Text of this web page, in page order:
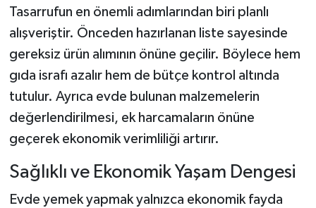
Tasarrufun en önemli adımlarından biri planlı
alışveriştir. Önceden hazırlanan liste sayesinde
gereksiz ürün alımının önüne geçilir. Böylece hem
gıda israfı azalır hem de bütçe kontrol altında
tutulur. Ayrıca evde bulunan malzemelerin
değerlendirilmesi, ek harcamaların önüne
geçerek ekonomik verimliliği artırır.
Sağlıklı ve Ekonomik Yaşam Dengesi
Evde yemek yapmak yalnızca ekonomik fayda